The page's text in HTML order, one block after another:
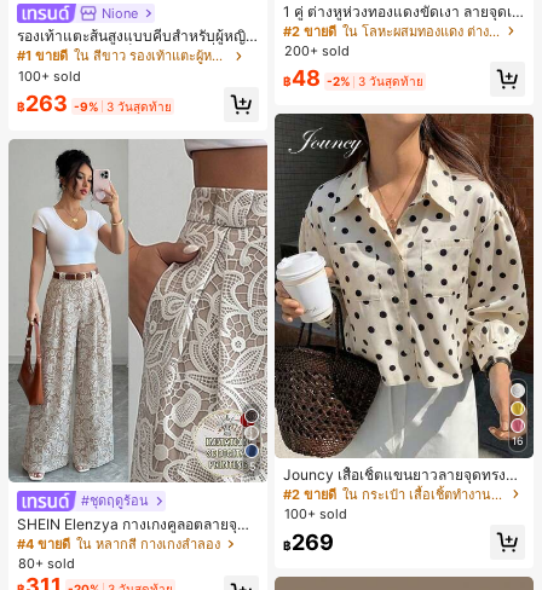
Nione
รองเท้าแตะส้นสูงแบบคีบสำหรับผู้หญิง
สไตล์คลาสสิก สีบล็อก สไตล์แฟรี่ฤดูร้อ
น ส้นเข็ม รองเท้าแตะแบบคีบ รองเท้าแ
ตะชายหาดแฟชั่นสายไขว้ รองเท้าผู้ห
ญิง สำหรับออฟฟิศ บ้าน กลางแจ้ง ดีไซ
น์หัวเหลี่ยม ชิคและหรูหรา สำหรับเดทไ
นท์
#1 ขายดี
ใน สีขาว รองเท้าแตะผู้หญิง
100+ sold
฿263 -9% 3 วันสุดท้าย
5
#ชุดฤดูร้อน
SHEIN Elenzya กางเกงคูลอตลายจุดเ
อวสูงแบบใหม่สำหรับฤดูใบไม้ผลิ/ฤดูร้อ
น, สไตล์หรูหราเหมาะสำหรับใส่ในชีวิต
ประจำวันและทำงาน, ให้ความรู้สึกวินเ
#4 ขายดี ใน หลากสี กางเกงลำลอง
80+ sold
1 คู่ ต่างหูห่วงทองแดงขัดเงา ลายจุดเร
ขาคณิตสไตล์มินิมอล เหมาะสำหรับสว
มใส่ประจำวันแบบสบายๆ สำหรับผู้หญิง
#2 ขายดี
ใน โลหะผสมทองแดง ต่างหูผู้หญิง
200+ sold
฿48 -2% 3 วันสุดท้าย
16
Jouncy เสื้อเชิ้ตแขนยาวลายจุดทรงหล
วมสำหรับผู้หญิง
#2 ขายดี
ใน กระเป๋า เสื้อเชิ้ตทำงานมีกระเป๋า
100+ sold
฿269